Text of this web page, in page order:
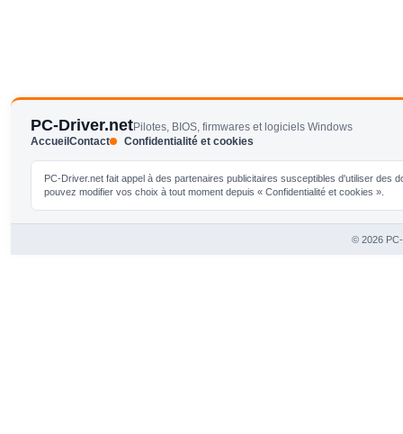
PC-Driver.netPilotes, BIOS, firmwares et logiciels Windows
AccueilContact Confidentialité et cookies
PC-Driver.net fait appel à des partenaires publicitaires susceptibles d'utiliser
pouvez modifier vos choix à tout moment depuis « Confidentialité et cookies ».
© 2026